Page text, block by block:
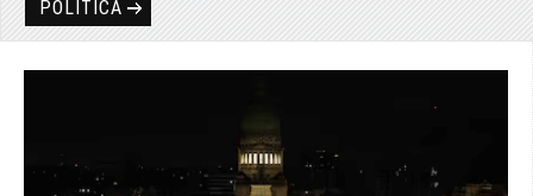
POLÍTICA